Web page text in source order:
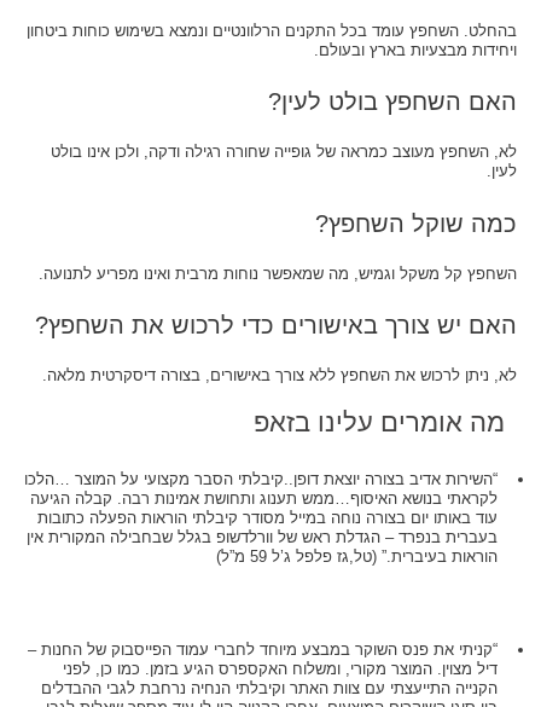
בהחלט. השחפץ עומד בכל התקנים הרלוונטיים ונמצא בשימוש כוחות ביטחון
ויחידות מבצעיות בארץ ובעולם.
האם השחפץ בולט לעין?
לא, השחפץ מעוצב כמראה של גופייה שחורה רגילה ודקה, ולכן אינו בולט
לעין.
כמה שוקל השחפץ?
השחפץ קל משקל וגמיש, מה שמאפשר נוחות מרבית ואינו מפריע לתנועה.
האם יש צורך באישורים כדי לרכוש את השחפץ?
לא, ניתן לרכוש את השחפץ ללא צורך באישורים, בצורה דיסקרטית מלאה.
מה אומרים עלינו בזאפ
“השירות אדיב בצורה יוצאת דופן..קיבלתי הסבר מקצועי על המוצר …הלכו
לקראתי בנושא האיסוף…ממש תענוג ותחושת אמינות רבה. קבלה הגיעה
עוד באותו יום בצורה נוחה במייל מסודר קיבלתי הוראות הפעלה כתובות
בעברית בנפרד – הגדלת ראש של וורלדשופ בגלל שבחבילה המקורית אין
הוראות בעיברית.” (טל,גז פלפל ג’ל 59 מ”ל)
“קניתי את פנס השוקר במבצע מיוחד לחברי עמוד הפייסבוק של החנות –
דיל מצוין. המוצר מקורי, ומשלוח האקספרס הגיע בזמן. כמו כן, לפני
הקנייה התייעצתי עם צוות האתר וקיבלתי הנחיה נרחבת לגבי ההבדלים